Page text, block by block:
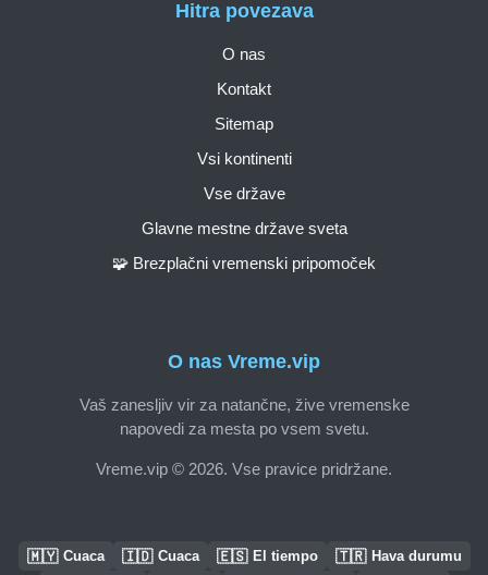
O nas Vreme.vip
Vaš zanesljiv vir za natančne, žive vremenske
napovedi za mesta po vsem svetu.
Vreme.vip © 2026. Vse pravice pridržane.
Hitra povezava
O nas
Kontakt
Sitemap
Vsi kontinenti
Vse države
Glavne mestne države sveta
🧩 Brezplačni vremenski pripomoček
🇲🇾 Cuaca 🇮🇩 Cuaca 🇪🇸 El tiempo 🇹🇷 Hava durumu